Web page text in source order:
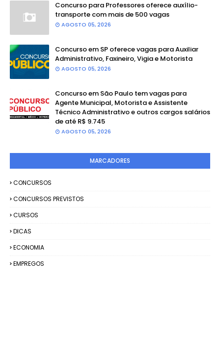
Concurso para Professores oferece auxílio-
transporte com mais de 500 vagas
AGOSTO 05, 2026
Concurso em SP oferece vagas para Auxiliar
Administrativo, Faxineiro, Vigia e Motorista
AGOSTO 05, 2026
Concurso em São Paulo tem vagas para
Agente Municipal, Motorista e Assistente
Técnico Administrativo e outros cargos salários
de até R$ 9.745
AGOSTO 05, 2026
MARCADORES
CONCURSOS
CONCURSOS PREVISTOS
CURSOS
DICAS
ECONOMIA
EMPREGOS